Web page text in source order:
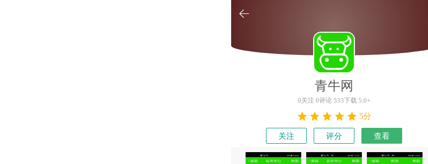

青牛网
0关注 0评论 533下载 5.0+
5分
关注 评分 查看